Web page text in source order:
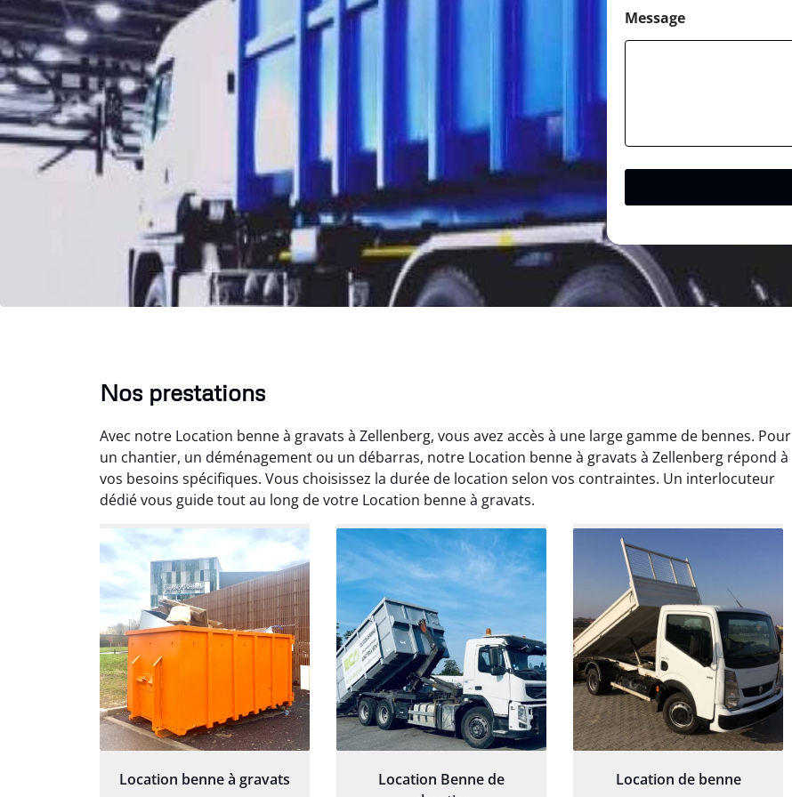
Message
Nos prestations
Avec notre Location benne à gravats à Zellenberg, vous avez accès à une large gamme de bennes. Pour
un chantier, un déménagement ou un débarras, notre Location benne à gravats à Zellenberg répond à
vos besoins spécifiques. Vous choisissez la durée de location selon vos contraintes. Un interlocuteur
dédié vous guide tout au long de votre Location benne à gravats.
Location benne à gravats
Location Benne de
Location de benne
Aurélie Bonnet
21 juin 2024
Le service de terrassement
jardin à Var était
exceptionnel. L'équipe a
travaillé de manière efficace
et professionnelle, laissant
notre jardin impeccable et
prêt pour notre nouveau
projet d'aménagement
paysager.
Elisa Barreau
6 avril 2025
Parfait pour évacuer les
gravats de mon chantier.
Service rapide et efficace. Je
recommande sans
hésitation.